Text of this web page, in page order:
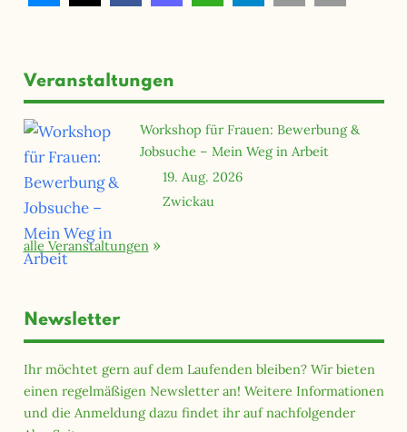
Veranstaltungen
Workshop für Frauen: Bewerbung &
Jobsuche – Mein Weg in Arbeit
19. Aug. 2026
Zwickau
alle Veranstaltungen
Newsletter
Ihr möchtet gern auf dem Laufenden bleiben? Wir bieten
einen regelmäßigen Newsletter an! Weitere Informationen
und die Anmeldung dazu findet ihr auf nachfolgender